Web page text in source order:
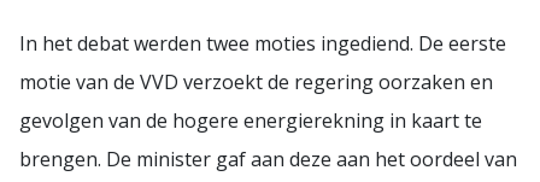
In het debat werden twee moties ingediend. De eerste
motie van de VVD verzoekt de regering oorzaken en
gevolgen van de hogere energierekning in kaart te
brengen. De minister gaf aan deze aan het oordeel van